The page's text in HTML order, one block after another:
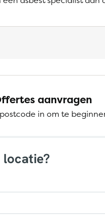
aanvragen
in om te